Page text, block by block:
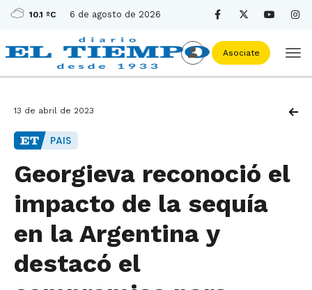
10.1 ºC 6 de agosto de 2026
Asociate
13 de abril de 2023
PAIS
Georgieva reconoció el
impacto de la sequía
en la Argentina y
destacó el